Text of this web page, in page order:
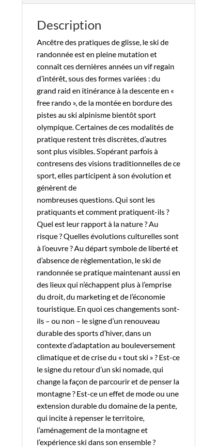
Description
Ancêtre des pratiques de glisse, le ski de
randonnée est en pleine mutation et
connaît ces dernières années un vif regain
d’intérêt, sous des formes variées : du
grand raid en itinérance à la descente en «
free rando », de la montée en bordure des
pistes au ski alpinisme bientôt sport
olympique. Certaines de ces modalités de
pratique restent très discrètes, d’autres
sont plus visibles. S’opérant parfois à
contresens des visions traditionnelles de ce
sport, elles participent à son évolution et
génèrent de
nombreuses questions. Qui sont les
pratiquants et comment pratiquent-ils ?
Quel est leur rapport à la nature ? Au
risque ? Quelles évolutions culturelles sont
à l’oeuvre ? Au départ symbole de liberté et
d’absence de règlementation, le ski de
randonnée se pratique maintenant aussi en
des lieux qui n’échappent plus à l’emprise
du droit, du marketing et de l’économie
touristique. En quoi ces changements sont-
ils – ou non – le signe d’un renouveau
durable des sports d’hiver, dans un
contexte d’adaptation au bouleversement
climatique et de crise du « tout ski » ? Est-ce
le signe du retour d’un ski nomade, qui
change la façon de parcourir et de penser la
montagne ? Est-ce un effet de mode ou une
extension durable du domaine de la pente,
qui incite à repenser le territoire,
l’aménagement de la montagne et
l’expérience ski dans son ensemble ?